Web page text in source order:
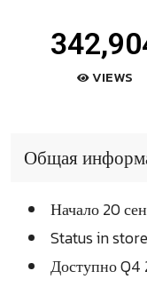
VIEWS
Общая
Начало 20
Status in
Доступно Q4